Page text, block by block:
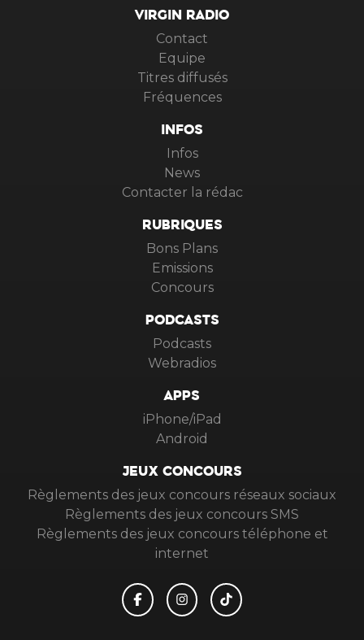
VIRGIN RADIO
Contact
Equipe
Titres diffusés
Fréquences
INFOS
Infos
News
Contacter la rédac
RUBRIQUES
Bons Plans
Emissions
Concours
PODCASTS
Podcasts
Webradios
APPS
iPhone/iPad
Android
JEUX CONCOURS
Règlements des jeux concours réseaux sociaux
Règlements des jeux concours SMS
Règlements des jeux concours téléphone et
internet